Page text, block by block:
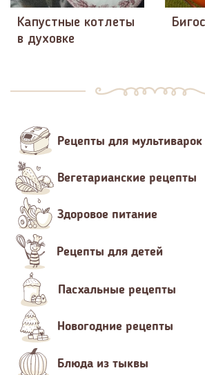
Капустные котлеты
в духовке
Рецепты для мультиварок
Вегетарианские рецепты
Здоровое питание
Рецепты для детей
Пасхальные рецепты
Новогодние рецепты
Блюда из тыквы